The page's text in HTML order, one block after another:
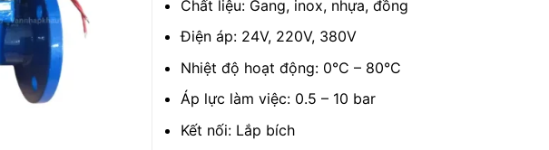
Chất liệu: Gang, inox, nhựa, đồng
Điện áp: 24V, 220V, 380V
Nhiệt độ hoạt động: 0°C – 80°C
Áp lực làm việc: 0.5 – 10 bar
Kết nối: Lắp bích